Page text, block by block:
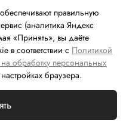
предоставления
и анализа
пользователей сети
Российской
правильную
(аналитика Яндекс
«Принять», вы даёте
в соответствии с Политикой
обработку персональных
браузера.